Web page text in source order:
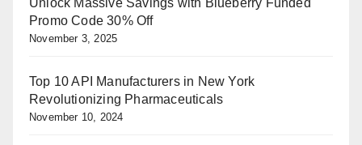
Unlock Massive Savings with Blueberry Funded
Promo Code 30% Off
November 3, 2025
Top 10 API Manufacturers in New York
Revolutionizing Pharmaceuticals
November 10, 2024